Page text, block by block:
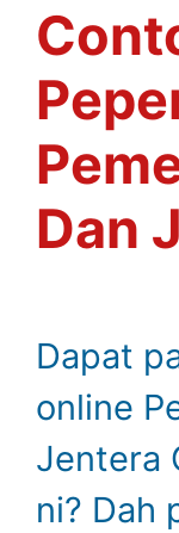
Dan
Dapat
online
Jentera
ni? Dah